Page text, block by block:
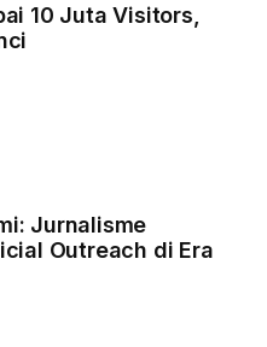
10 Juta Visitors,
Jurnalisme
Outreach di Era